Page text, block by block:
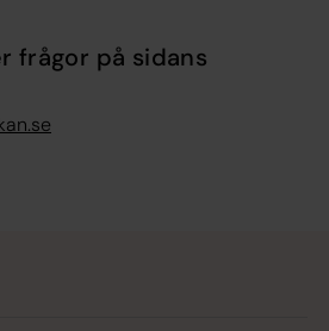
frågor på sidans